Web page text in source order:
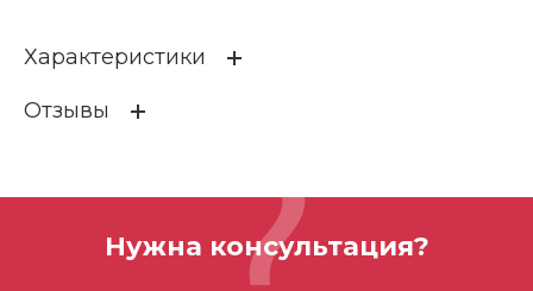
Характеристики
Гарантия производителя
1
Кол-во в упаковке 1
Отзывы
Нужна консультация?